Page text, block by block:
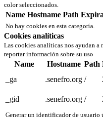
color seleccionados.
Name Hostname Path
No hay cookies en esta categoría.
Cookies analíticas
Las cookies analíticas nos ayudan
reportar información sobre su uso
Name Hostname Path
_ga
.senefro.org /
_gid
.senefro.org /
Generar un identificador de usuario